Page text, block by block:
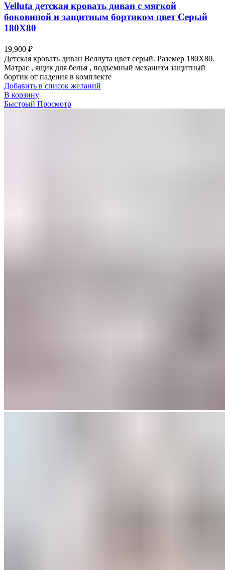
Velluta детская кровать диван с мягкой
боковиной и защитным бортиком цвет Серый
180Х80
19,900 ₽
Детская кровать диван Веллута цвет серый. Раземер 180Х80.
Матрас , ящик для белья , подъемный механизм защитный
бортик от падения в комплекте
Добавить в список желаний
В корзину
Быстрый Просмотр